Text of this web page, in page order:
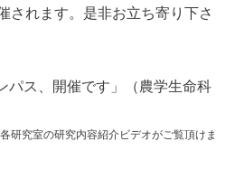
されます。是非お立ち寄り下さ
パス、開催です」（農学生命科
研究室の研究内容紹介ビデオがご覧頂けま